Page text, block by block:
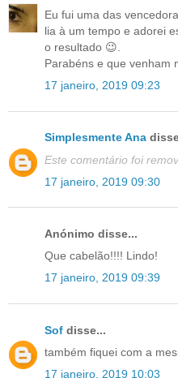
Eu fui uma das
lia à um tempo e adorei
o resultado 😉.
Parabéns e que venham
17 janeiro, 2019 09:23
Simplesmente Ana
Este comentário foi
17 janeiro, 2019 09:30
Anónimo disse...
Que cabelão!!!! Lindo!
17 janeiro, 2019 09:39
Sof disse...
também fiquei com a
17 janeiro, 2019 10:03